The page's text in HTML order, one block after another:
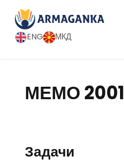
ENG МКД
МЕМО 2001
Задачи